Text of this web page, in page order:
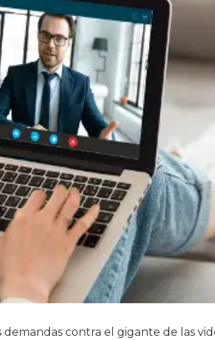
demandas contra el gigante de las